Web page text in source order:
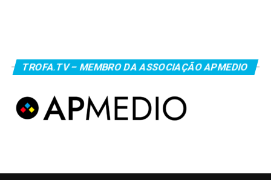
TROFA.TV – MEMBRO DA ASSOCIAÇÃO APMEDIO